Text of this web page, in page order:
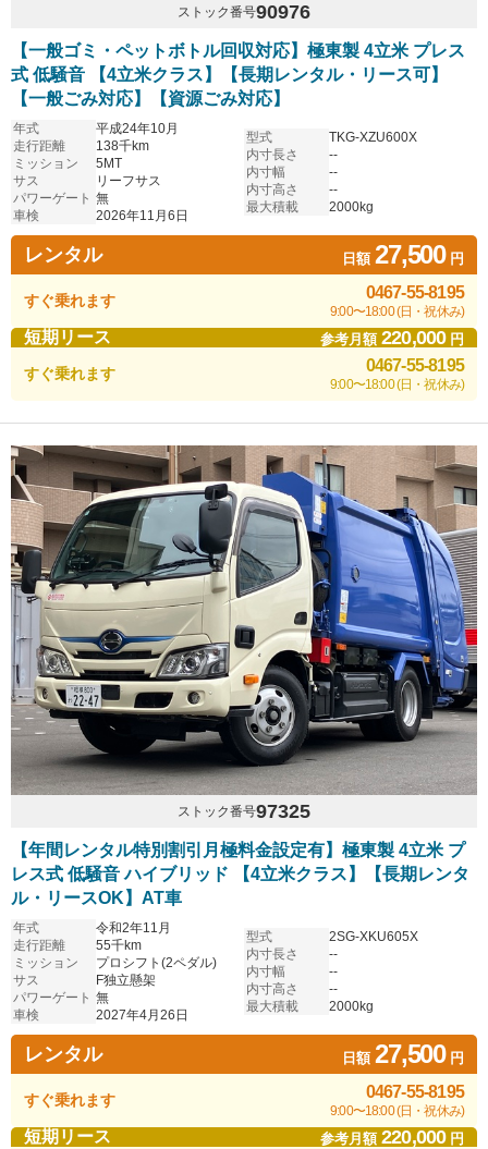
ストック番号90976
【一般ゴミ・ペットボトル回収対応】極東製 4立米 プレス
式 低騒音 【4立米クラス】【長期レンタル・リース可】
【一般ごみ対応】【資源ごみ対応】
年式
平成24年10月
走行距離
138千km
ミッション
5MT
サス
リーフサス
パワーゲート 無
車検
2026年11月6日
型式
TKG-XZU600X
内寸長さ
--
内寸幅
--
内寸高さ
--
最大積載
2000kg
レンタル 日額27,500円
すぐ乗れます 0467-55-8195
9:00〜18:00 (日・祝休み)
短期リース 参考月額220,000円
すぐ乗れます 0467-55-8195
9:00〜18:00 (日・祝休み)
ストック番号97325
【年間レンタル特別割引月極料金設定有】極東製 4立米 プ
レス式 低騒音 ハイブリッド 【4立米クラス】【長期レンタ
ル・リースOK】AT車
年式
令和2年11月
走行距離
55千km
ミッション
プロシフト(2ペダル)
サス
F独立懸架
パワーゲート 無
車検
2027年4月26日
型式
2SG-XKU605X
内寸長さ
--
内寸幅
--
内寸高さ
--
最大積載
2000kg
レンタル 日額27,500円
すぐ乗れます 0467-55-8195
9:00〜18:00 (日・祝休み)
短期リース 参考月額220,000円